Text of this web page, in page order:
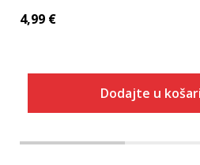
4,99 €
Dodajte u